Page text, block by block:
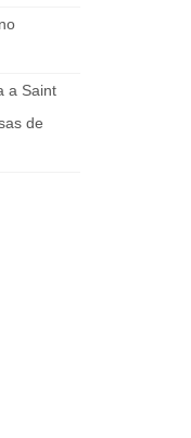
a Saint
de